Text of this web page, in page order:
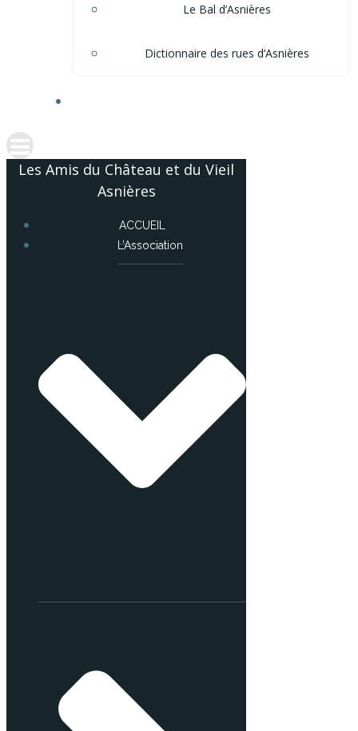
Le Bal d’Asnières
Dictionnaire des rues d’Asnières
Les Amis du Château et du Vieil
Asnières
ACCUEIL
L’Association